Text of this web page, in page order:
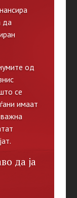
да
од
се
имаат
да ја